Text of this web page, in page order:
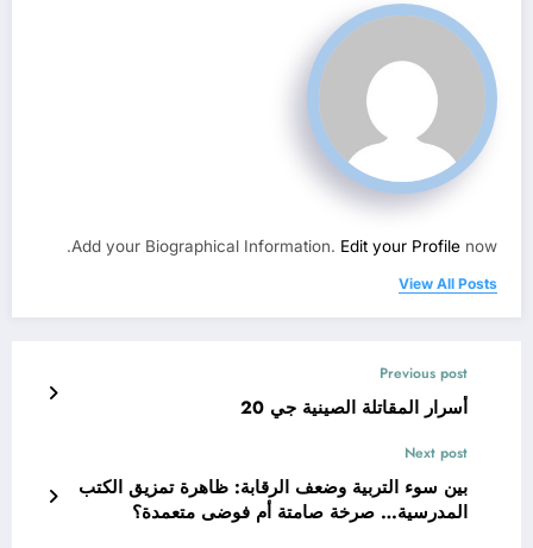
Add your Biographical Information. Edit your Profile now.
View All Posts
Previous post
أسرار المقاتلة الصينية جي 20
Next post
بين سوء التربية وضعف الرقابة: ظاهرة تمزيق الكتب
المدرسية… صرخة صامتة أم فوضى متعمدة؟